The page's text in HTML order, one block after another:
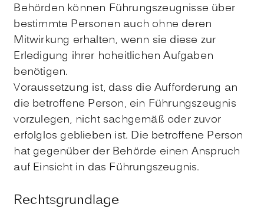
Behörden können Führungszeugnisse über
bestimmte Personen auch ohne deren
Mitwirkung erhalten, wenn sie diese zur
Erledigung ihrer hoheitlichen Aufgaben
benötigen.
Voraussetzung ist, dass die Aufforderung an
die betroffene Person, ein Führungszeugnis
vorzulegen, nicht sachgemäß oder zuvor
erfolglos geblieben ist. Die betroffene Person
hat gegenüber der Behörde einen Anspruch
auf Einsicht in das Führungszeugnis.
Rechtsgrundlage